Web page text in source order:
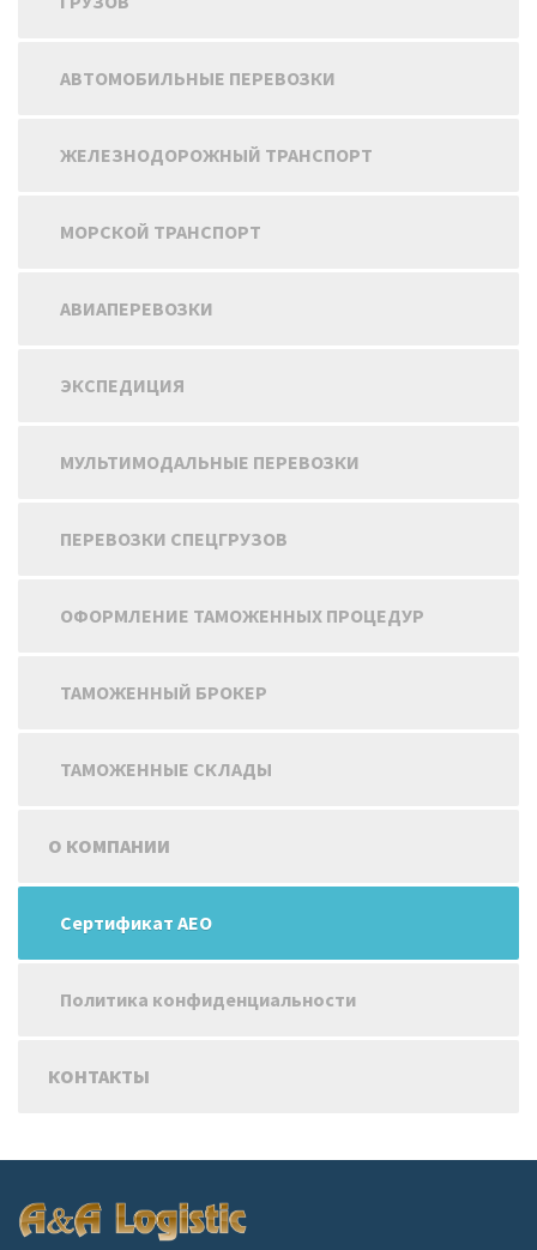
АВТОМОБИЛЬНЫЕ ПЕРЕВОЗКИ
ЖЕЛЕЗНОДОРОЖНЫЙ ТРАНСПОРТ
МОРСКОЙ ТРАНСПОРТ
АВИАПЕРЕВОЗКИ
ЭКСПЕДИЦИЯ
МУЛЬТИМОДАЛЬНЫЕ ПЕРЕВОЗКИ
ПЕРЕВОЗКИ СПЕЦГРУЗОВ
ОФОРМЛЕНИЕ ТАМОЖЕННЫХ ПРОЦЕДУР
ТАМОЖЕННЫЙ БРОКЕР
ТАМОЖЕННЫЕ СКЛАДЫ
О КОМПАНИИ
Сертификат АЕО
Политика конфиденциальности
КОНТАКТЫ